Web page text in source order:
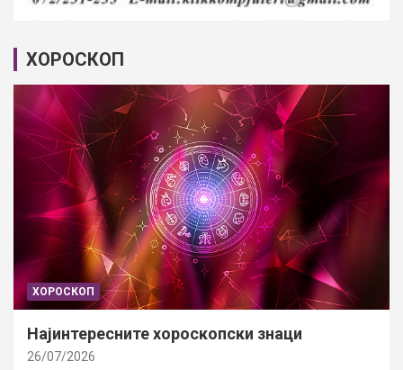
ХОРОСКОП
ХОРОСКОП
Најинтересните хороскопски знаци
26/07/2026